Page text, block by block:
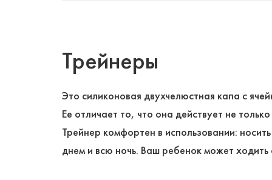
Трейнеры
Это силиконовая двухчелюстная капа с
Ее отличает то, что она действует не
Трейнер комфортен в использовании:
днем и всю ночь. Ваш ребенок может ходить